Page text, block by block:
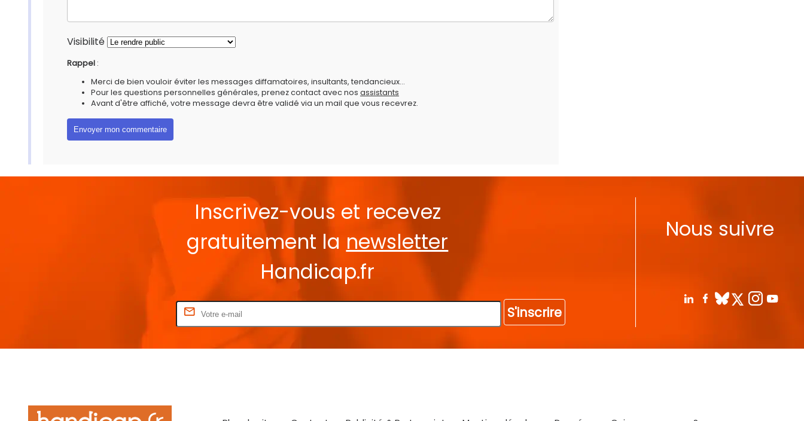
Visibilité
Rappel :
Merci de bien vouloir éviter les messages diffamatoires, insultants, tendancieux...
Pour les questions personnelles générales, prenez contact avec nos assistants
Avant d'être affiché, votre message devra être validé via un mail que vous recevrez.
Inscrivez-vous et recevez
gratuitement la newsletter
Handicap.fr
S'inscrire
Nous suivre